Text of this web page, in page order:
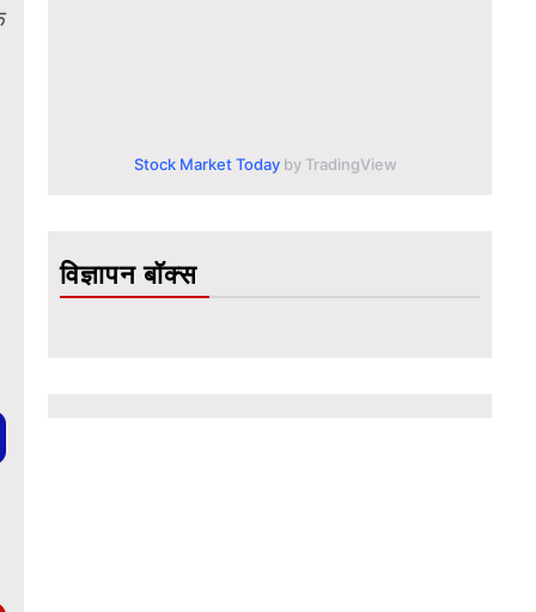
Stock Market Today by TradingView
विज्ञापन बॉक्स